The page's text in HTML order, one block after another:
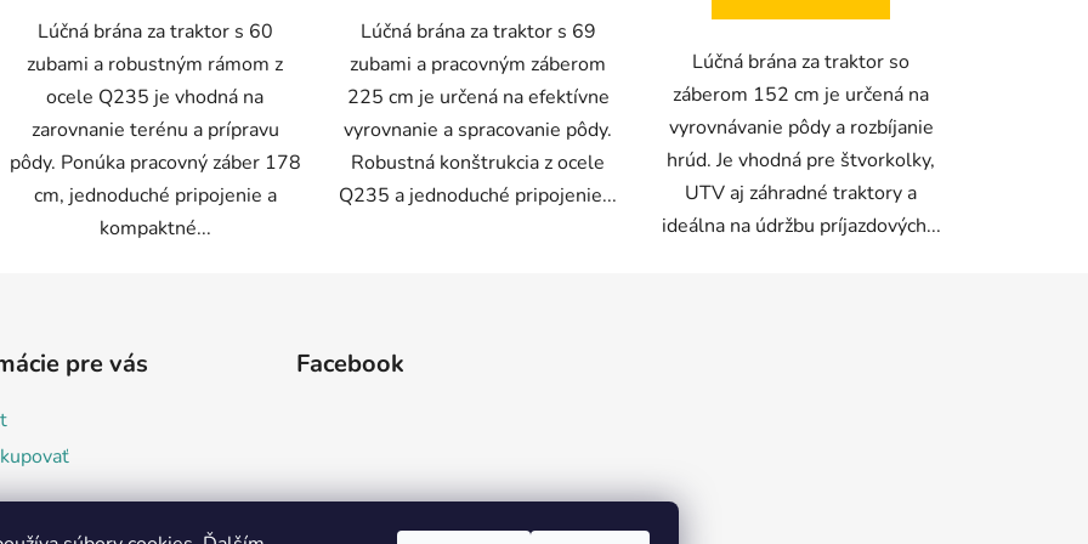
Lúčná brána za traktor s 60
zubami a robustným rámom z
ocele Q235 je vhodná na
zarovnanie terénu a prípravu
pôdy. Ponúka pracovný záber 178
cm, jednoduché pripojenie a
kompaktné...
Lúčná brána za traktor s 69
zubami a pracovným záberom
225 cm je určená na efektívne
vyrovnanie a spracovanie pôdy.
Robustná konštrukcia z ocele
Q235 a jednoduché pripojenie...
Lúčná brána za traktor so
záberom 152 cm je určená na
vyrovnávanie pôdy a rozbíjanie
hrúd. Je vhodná pre štvorkolky,
UTV aj záhradné traktory a
ideálna na údržbu príjazdových...
pre vás
podmienky
Facebook